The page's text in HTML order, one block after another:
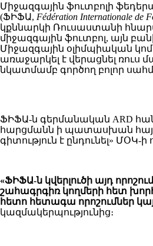
Միջազգային ֆուտբոլի
(ՖԻՖԱ, Fédération Internationale de
կքննարկի Ռուսաստանի
միջազգային ֆուտբոլ, այն
Միջազգային օլիմպիական
առաջարկել է վերացնել ռուս
նկատմամբ գործող բոլոր
ՖԻՖԱ-ն գերմանական ARD
հարցմանն ի պատասխան
գիտություն է ընդունել» ՄՕԿ-ի
«ՖԻՖԱ-ն կվերլուծի այդ
շահագրգիռ կողմերի հետ
հետո հետագա որոշումներ
կազմակերպությունից։